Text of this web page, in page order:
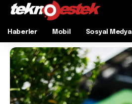
Haberler Mobil Sosyal Medya